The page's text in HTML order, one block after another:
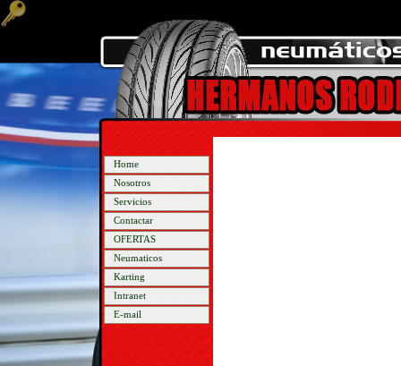
Home
Nosotros
Servicios
Contactar
OFERTAS
Neumaticos
Karting
Intranet
E-mail